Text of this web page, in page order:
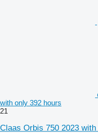
with only 392 hours
21
Claas Orbis 750 2023